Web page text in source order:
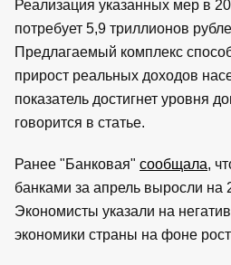
Реализация указанных мер в
потребует 5,9 триллионов
Предлагаемый комплекс
прирост реальных доходов
показатель достигнет уровня
говорится в статье.
Ранее "Банковая" сообщала,
банками за апрель выросли на
Экономисты указали на
экономики страны на фоне